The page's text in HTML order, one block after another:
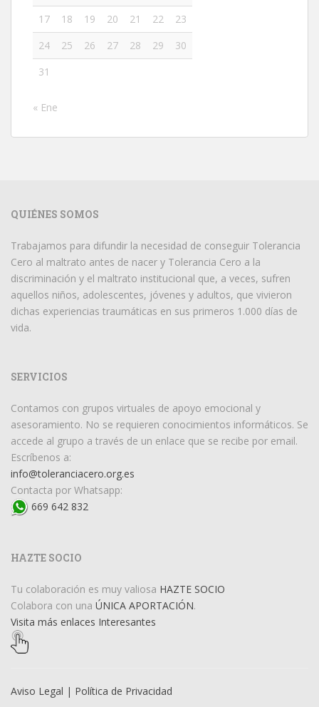
17
18 19 20 21 22
23
24
25 26 27 28 29
30
31
« Ene
QUIÉNES SOMOS
Trabajamos para difundir la necesidad de conseguir Tolerancia
Cero al maltrato antes de nacer y Tolerancia Cero a la
discriminación y el maltrato institucional que, a veces, sufren
aquellos niños, adolescentes, jóvenes y adultos, que vivieron
dichas experiencias traumáticas en sus primeros 1.000 días de
vida.
SERVICIOS
Contamos con grupos virtuales de apoyo emocional y
asesoramiento. No se requieren conocimientos informáticos. Se
accede al grupo a través de un enlace que se recibe por email.
Escríbenos a:
info@toleranciacero.org.es
Contacta por Whatsapp:
669 642 832
HAZTE SOCIO
Tu colaboración es muy valiosa HAZTE SOCIO
Colabora con una ÚNICA APORTACIÓN.
Visita más enlaces Interesantes
Aviso Legal | Política de Privacidad